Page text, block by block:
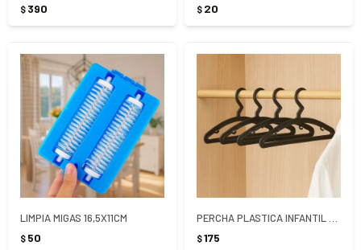
$ 390 $ 20
LIMPIA MIGAS 16,5X11CM
$ 50 $175